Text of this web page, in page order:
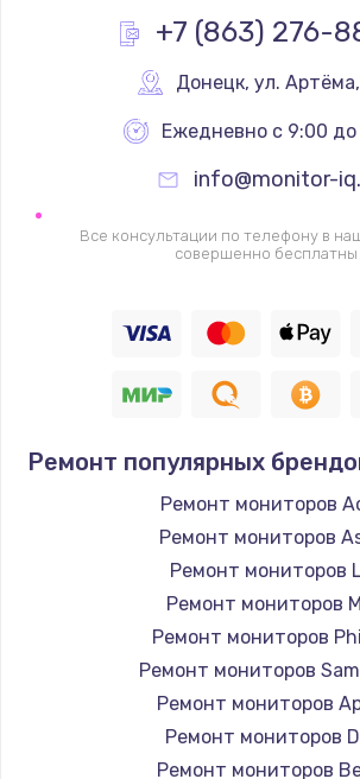
+7 (863) 276-
Донецк, ул.
Ежедневно с 9:00 до
info@monitor-
Все консультации по телефону в
совершенно бесплатны
Ремонт популярных
Ремонт мониторов
Ремонт мониторов
Ремонт мониторов
Ремонт мониторов
Ремонт мониторов
Ремонт мониторов
Ремонт мониторов
Ремонт мониторов
Ремонт мониторов